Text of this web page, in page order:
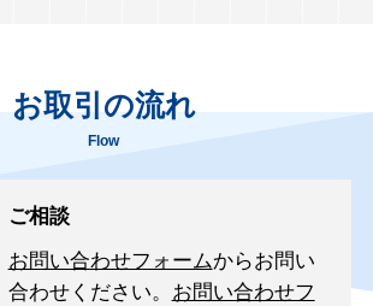
お取引の流れ
Flow
ご相談
お問い合わせフォームからお問い
合わせください。 お問い合わせフ